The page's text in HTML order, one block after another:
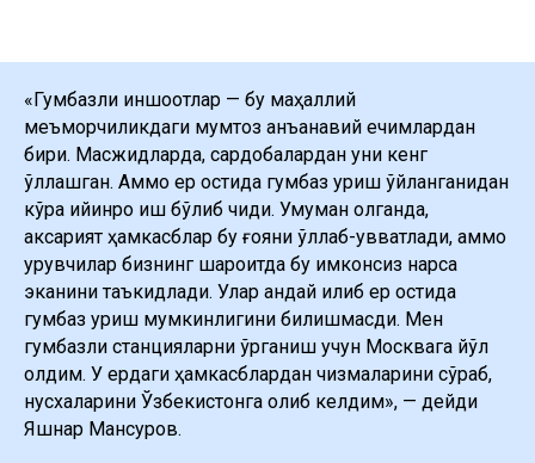
«Гумбазли иншоотлар — бу маҳаллий
меъморчиликдаги мумтоз анъанавий ечимлардан
бири. Масжидларда, сардобалардан уни кенг
қўллашган. Аммо ер остида гумбаз қуриш ўйланганидан
кўра қийинроқ иш бўлиб чиқди. Умуман олганда,
аксарият ҳамкасблар бу ғояни қўллаб-қувватлади, аммо
қурувчилар бизнинг шароитда бу имконсиз нарса
эканини таъкидлади. Улар қандай қилиб ер остида
гумбаз қуриш мумкинлигини билишмасди. Мен
гумбазли станцияларни ўрганиш учун Москвага йўл
олдим. У ердаги ҳамкасблардан чизмаларини сўраб,
нусхаларини Ўзбекистонга олиб келдим», — дейди
Яшнар Мансуров.